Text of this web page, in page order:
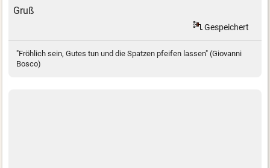
Gruß
Gespeichert
"Fröhlich sein, Gutes tun und die Spatzen pfeifen lassen" (Giovanni
Bosco)